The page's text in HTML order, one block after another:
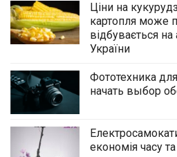
Ціни на
картопля може
відбувається
України
Фототехника
начать выбор
економія часу